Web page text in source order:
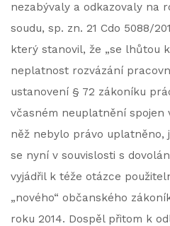
nezabývaly a odkazovaly na
soudu, sp. zn. 21 Cdo 5088/
který stanovil, že „se lhůtou
neplatnost rozvázání
ustanovení § 72 zákoníku
včasném neuplatnění spojen
něž nebylo právo uplatněno,
se nyní v souvislosti s
vyjádřil k téže otázce
„nového“ občanského
roku 2014. Dospěl přitom k